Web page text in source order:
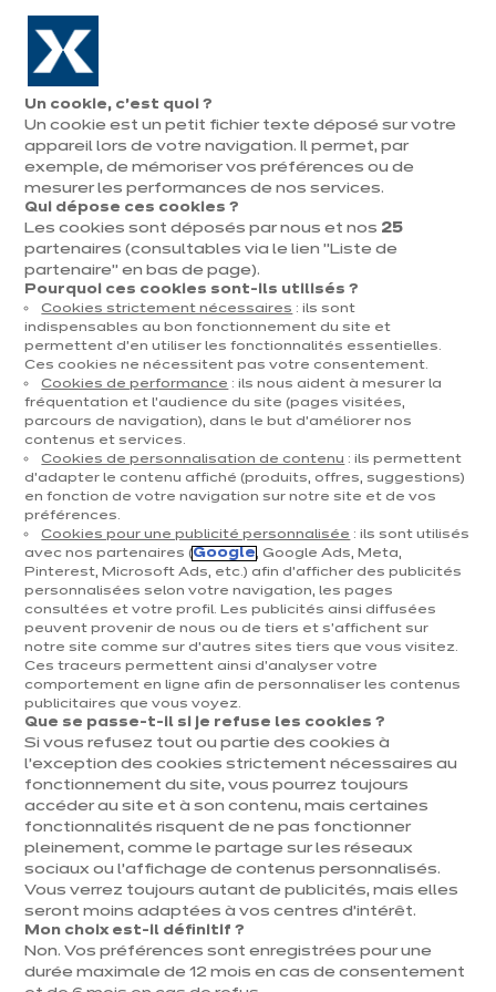
Aller à la navigation
Aller au contenu principal
Ouvrir
le
menu
magasins
Prendre
rendez-vous
Vous
êtes
ici
Accueil Cuisines Par catégorie Cuisines d'exposition Velvet Green
Contact
Télécharger le catalogue
Prendre rendez-vous
Cuisines & aménagement
Cuisines équipées
Inspirations & conseils
Aménagement intérieur
Votre projet
À propos d'ixina
Recrutement
Newsletter
Découvrez toutes nos nouveautés
Un cookie, c’est quoi ?
Un cookie est un petit fichier texte déposé sur votre
appareil lors de votre navigation. Il permet, par
exemple, de mémoriser vos préférences ou de
mesurer les performances de nos services.
Qui dépose ces cookies ?
Les cookies sont déposés par nous et nos 25
partenaires (consultables via le lien "Liste de
partenaire" en bas de page).
Pourquoi ces cookies sont-ils utilisés ?
Cookies strictement nécessaires : ils sont
indispensables au bon fonctionnement du site et
permettent d’en utiliser les fonctionnalités essentielles.
Ces cookies ne nécessitent pas votre consentement.
Cookies de performance : ils nous aident à mesurer la
fréquentation et l’audience du site (pages visitées,
parcours de navigation), dans le but d’améliorer nos
contenus et services.
Cookies de personnalisation de contenu : ils permettent
d’adapter le contenu affiché (produits, offres, suggestions)
en fonction de votre navigation sur notre site et de vos
préférences.
Cookies pour une publicité personnalisée : ils sont utilisés
avec nos partenaires (Google, Google Ads, Meta,
Pinterest, Microsoft Ads, etc.) afin d’afficher des publicités
personnalisées selon votre navigation, les pages
consultées et votre profil. Les publicités ainsi diffusées
peuvent provenir de nous ou de tiers et s'affichent sur
notre site comme sur d’autres sites tiers que vous visitez.
Ces traceurs permettent ainsi d'analyser votre
comportement en ligne afin de personnaliser les contenus
publicitaires que vous voyez.
Que se passe-t-il si je refuse les cookies ?
Si vous refusez tout ou partie des cookies à
l’exception des cookies strictement nécessaires au
fonctionnement du site, vous pourrez toujours
accéder au site et à son contenu, mais certaines
fonctionnalités risquent de ne pas fonctionner
pleinement, comme le partage sur les réseaux
sociaux ou l’affichage de contenus personnalisés.
Vous verrez toujours autant de publicités, mais elles
seront moins adaptées à vos centres d’intérêt.
Mon choix est-il définitif ?
Non. Vos préférences sont enregistrées pour une
durée maximale de 12 mois en cas de consentement